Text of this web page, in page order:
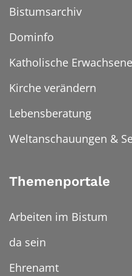
Bistumsarchiv
Dominfo
Katholische
Kirche verändern
Lebensberatung
Weltanschauungen &
Themenportale
Arbeiten im Bistum
da sein
Ehrenamt